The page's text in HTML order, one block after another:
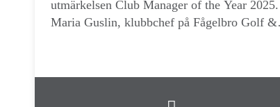
utmärkelsen Club Manager of the Year 2025.
Maria Guslin, klubbchef på Fågelbro Golf &
Sverige.